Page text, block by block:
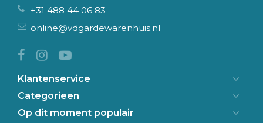
+31 488 44 06 83
online@vdgardewarenhuis.nl
Klantenservice
Categorieen
Op dit moment populair